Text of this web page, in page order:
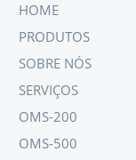
HOME
PRODUTOS
SOBRE NÓS
SERVIÇOS
OMS-200
OMS-500